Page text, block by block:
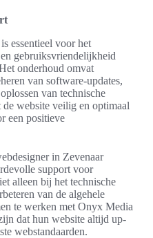
essentieel voor het
gebruiksvriendelijkheid
onderhoud omvat
van software-updates,
van technische
website veilig en optimaal
een positieve
in Zevenaar
support voor
alleen bij het technische
van de algehele
te werken met Onyx Media
dat hun website altijd up-
webstandaarden.